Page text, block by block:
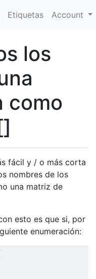
Etiquetas Account
los
como
fácil y / o más corta
nombres de los
una matriz de
esto es que si, por
enumeración: